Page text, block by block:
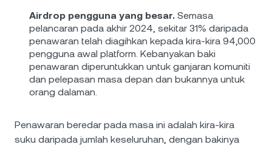
Airdrop pengguna yang besar. Semasa
pelancaran pada akhir 2024, sekitar 31% daripada
penawaran telah diagihkan kepada kira-kira 94,000
pengguna awal platform. Kebanyakan baki
penawaran diperuntukkan untuk ganjaran komuniti
dan pelepasan masa depan dan bukannya untuk
orang dalaman.
Penawaran beredar pada masa ini adalah kira-kira
suku daripada jumlah keseluruhan, dengan bakinya